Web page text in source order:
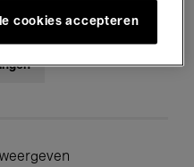
Palace
cookies accepteren